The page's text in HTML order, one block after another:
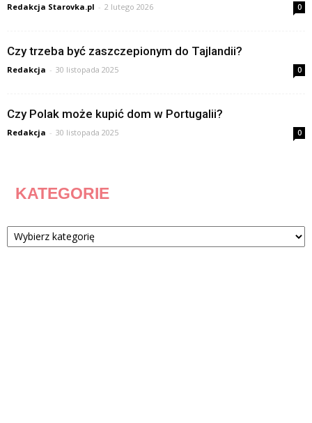
Redakcja Starovka.pl - 2 lutego 2026 0
Czy trzeba być zaszczepionym do Tajlandii?
Redakcja - 30 listopada 2025 0
Czy Polak może kupić dom w Portugalii?
Redakcja - 30 listopada 2025 0
KATEGORIE
Kategorie